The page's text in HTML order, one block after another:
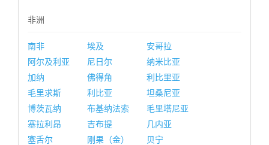
非洲
南非 埃及
安哥拉
阿尔及利亚
尼日尔
纳米比亚
加纳
佛得角
利比里亚
毛里求斯
利比亚
坦桑尼亚
博茨瓦纳
布基纳法索
毛里塔尼亚
塞拉利昂
吉布提
几内亚
塞舌尔
刚果（金）
贝宁